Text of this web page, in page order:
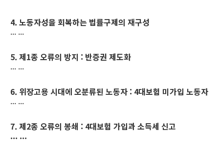
4. 노동자성을 회복하는 법률구제의 재구성
··· ···
5. 제1종 오류의 방지 : 반증권 제도화
··· ···
6. 위장고용 시대에 오분류된 노동자 : 4대보험 미가입 노동자
··· ···
7. 제2종 오류의 봉쇄 : 4대보험 가입과 소득세 신고
··· ···